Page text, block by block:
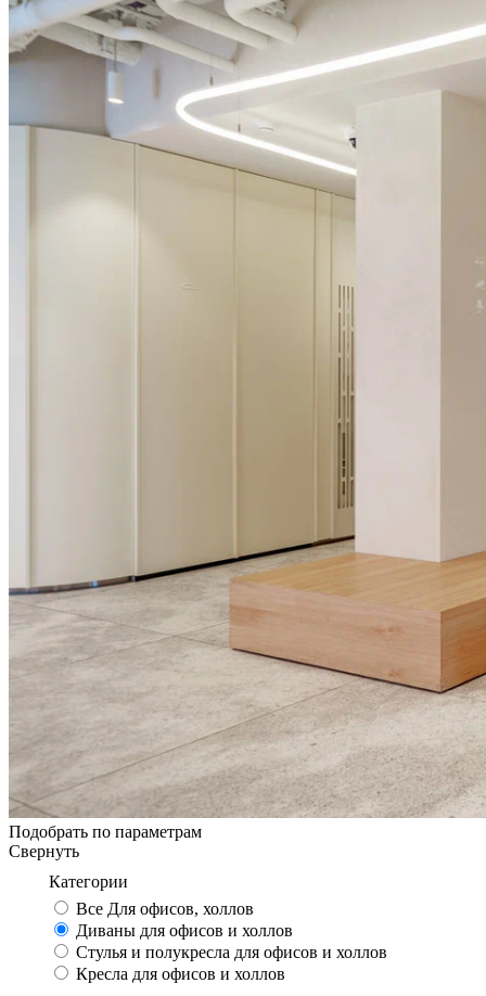
Подобрать по параметрам
Свернуть
Категории
Все Для офисов, холлов
Диваны для офисов и холлов
Стулья и полукресла для офисов и холлов
Кресла для офисов и холлов